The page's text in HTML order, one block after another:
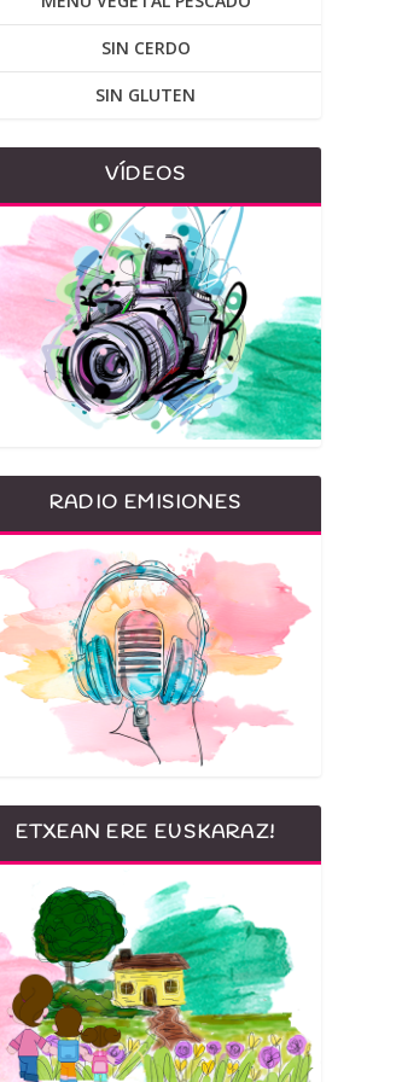
SIN CERDO
SIN GLUTEN
VÍDEOS
RADIO EMISIONES
ETXEAN ERE EUSKARAZ!